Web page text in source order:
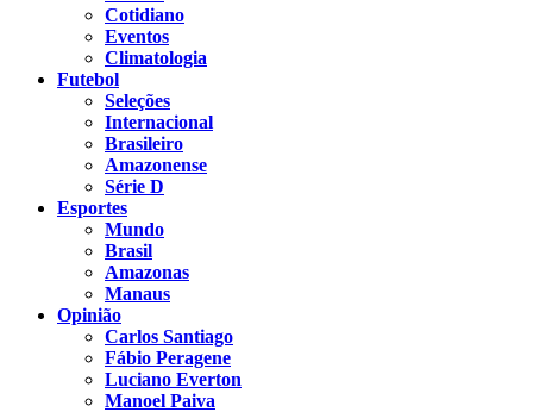
Cotidiano
Eventos
Climatologia
Futebol
Seleções
Internacional
Brasileiro
Amazonense
Série D
Esportes
Mundo
Brasil
Amazonas
Manaus
Opinião
Carlos Santiago
Fábio Peragene
Luciano Everton
Manoel Paiva